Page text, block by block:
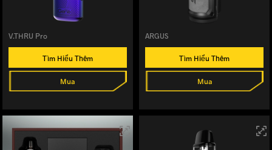
V.THRU Pro
Tìm Hiểu Thêm
Mua
ARGUS
Tìm Hiểu Thêm
Mua